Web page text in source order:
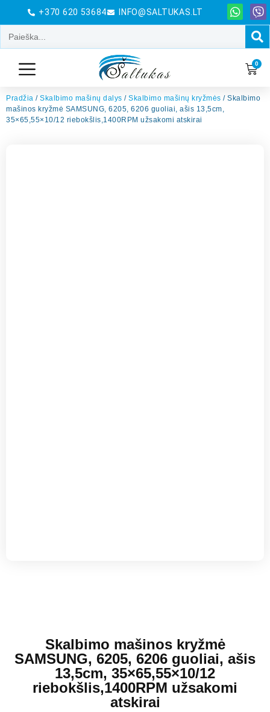
+370 620 53684 INFO@SALTUKAS.LT
0
Pradžia / Skalbimo mašinų dalys / Skalbimo mašinų kryžmės / Skalbimo
mašinos kryžmė SAMSUNG, 6205, 6206 guoliai, ašis 13,5cm,
35×65,55×10/12 riebokšlis,1400RPM užsakomi atskirai
Skalbimo mašinos kryžmė
SAMSUNG, 6205, 6206 guoliai, ašis
13,5cm, 35×65,55×10/12
riebokšlis,1400RPM užsakomi
atskirai